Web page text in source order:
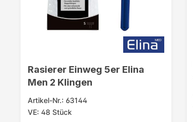
Rasierer Einweg 5er Elina
Men 2 Klingen
Artikel-Nr.: 63144
VE: 48 Stück